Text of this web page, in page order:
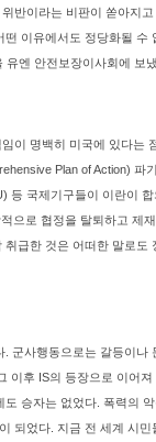
반이라는 비판이 쏟아지
떤 이유에서도 정당화될 수
유엔 안전보장이사회에 보
이 명백히 미국에 있다는
Plan of Action) 파
등 국제기구들이 이란이
으로 협정을 탈퇴하고 제
취급한 것은 어떠한 말로
. 군사행동으로는 갈등이나
이후 IS의 등장으로 이어
도 승자는 없었다. 폭력의
되었다. 지금 전 세계 시